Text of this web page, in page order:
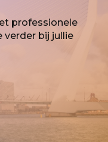
professionele
verder bij jullie